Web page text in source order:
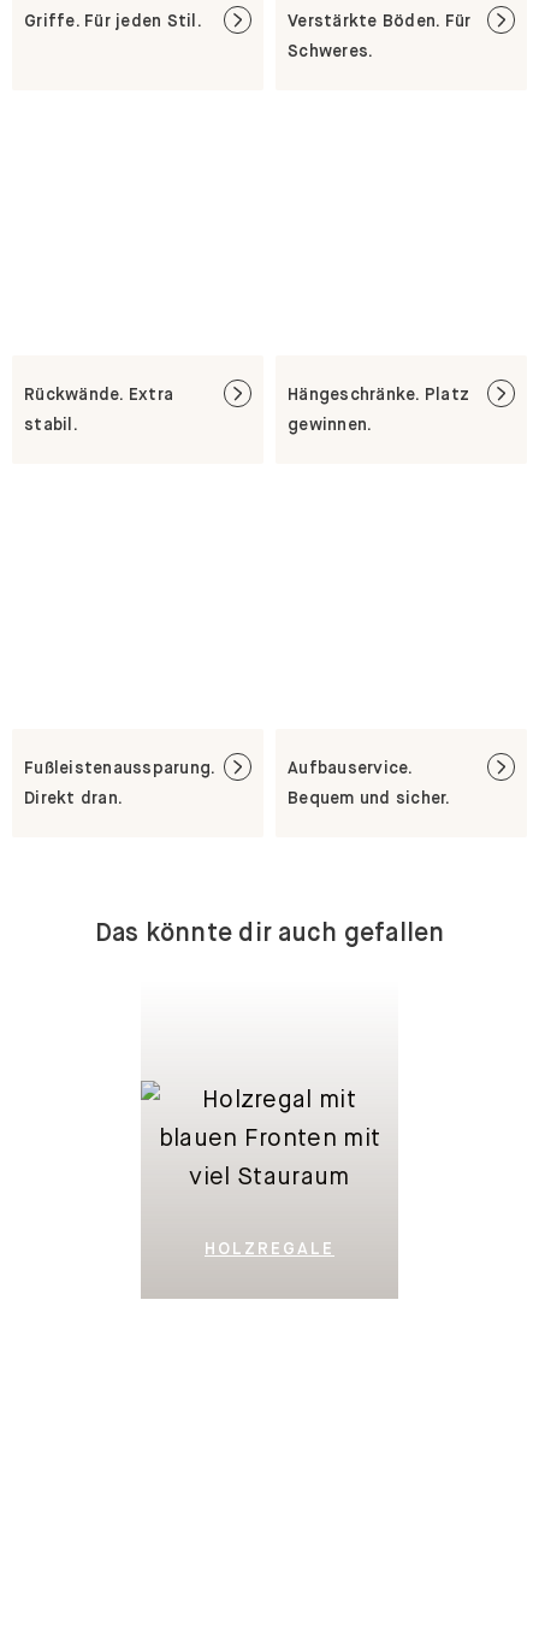
Griffe. Für jeden Stil.
Verstärkte Böden. Für
Schweres.
Rückwände. Extra
stabil.
Hängeschränke. Platz
gewinnen.
Fußleistenaussparung.
Direkt dran.
Aufbauservice.
Bequem und sicher.
Das könnte dir auch gefallen
HOLZREGALE